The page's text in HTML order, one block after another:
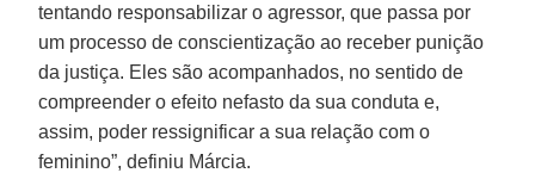
tentando responsabilizar o agressor, que passa por
um processo de conscientização ao receber punição
da justiça. Eles são acompanhados, no sentido de
compreender o efeito nefasto da sua conduta e,
assim, poder ressignificar a sua relação com o
feminino”, definiu Márcia.